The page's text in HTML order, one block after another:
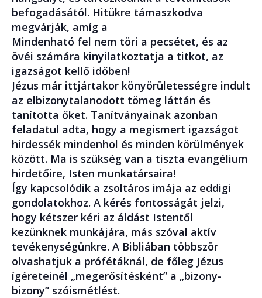
befogadásától. Hitükre támaszkodva
megvárják, amíg a
Mindenható fel nem töri a pecsétet, és az
övéi számára kinyilatkoztatja a titkot, az
igazságot kellő időben!
Jézus már ittjártakor könyörületességre indult
az elbizonytalanodott tömeg láttán és
tanította őket. Tanítványainak azonban
feladatul adta, hogy a megismert igazságot
hirdessék mindenhol és minden körülmények
között. Ma is szükség van a tiszta evangélium
hirdetőire, Isten munkatársaira!
Így kapcsolódik a zsoltáros imája az eddigi
gondolatokhoz. A kérés fontosságát jelzi,
hogy kétszer kéri az áldást Istentől
kezünknek munkájára, más szóval aktív
tevékenységünkre. A Bibliában többször
olvashatjuk a prófétáknál, de főleg Jézus
ígéreteinél „megerősítésként” a „bizony-
bizony” szóismétlést.